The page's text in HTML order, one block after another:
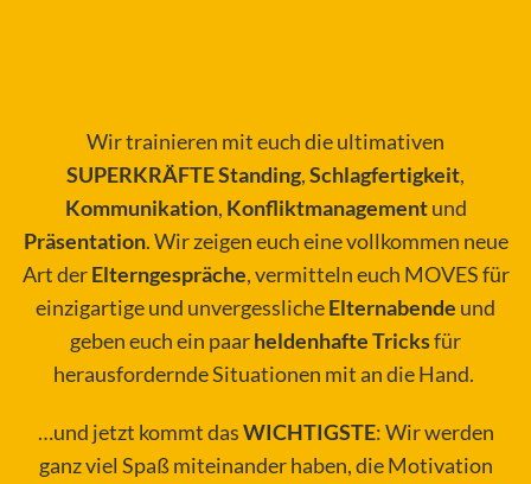
Wir trainieren mit euch die ultimativen
SUPERKRÄFTEStanding,Schlagfertigkeit,
Kommunikation, Konfliktmanagementund
Präsentation. Wir zeigen euch eine vollkommen neue
Art derElterngespräche, vermitteln euch MOVES für
einzigartige und unvergesslicheElternabende und
geben euch ein paarheldenhafte Tricksfür
herausfordernde Situationen mit an die Hand.
…und jetzt kommt dasWICHTIGSTE: Wir werden
ganz viel Spaß miteinander haben, die Motivation